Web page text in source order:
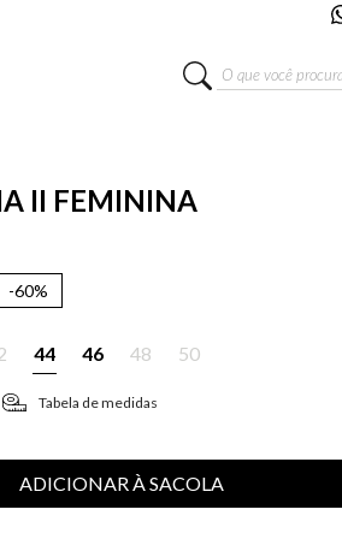
O que você procura?
II FEMININA
-60%
44 46 48 50
Tabela de medidas
ADICIONAR À SACOLA